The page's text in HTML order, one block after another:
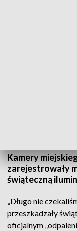
Kamery
zarejestrowały
świąteczną
„Długo nie
przeszkadzały
oficjalnym